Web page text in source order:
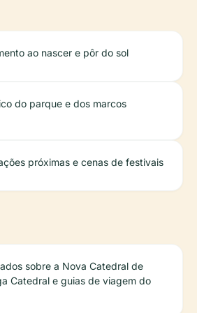
ao nascer e pôr do sol
do parque e dos marcos
próximas e cenas de festivais
sobre a Nova Catedral de
Catedral e guias de viagem do